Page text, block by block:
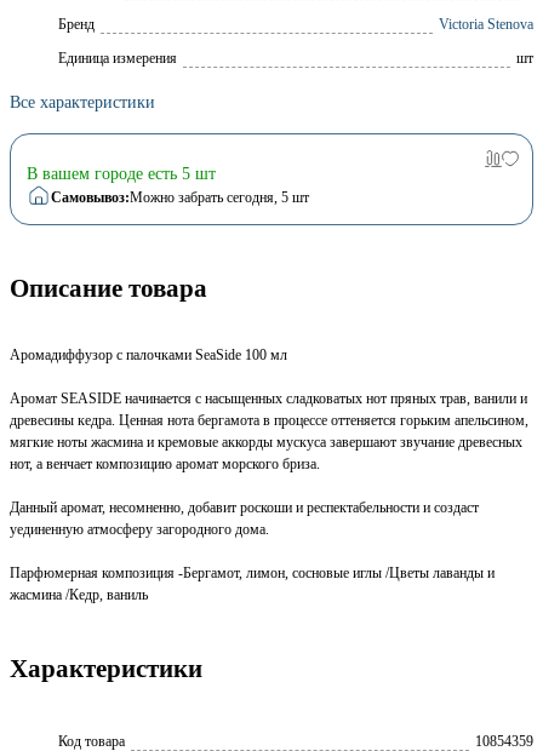
Брeнд
Victoria Stenova
Единица измерения
шт
Все характеристики
В вашем городе есть 5 шт
Самовывоз:Можно забрать сегодня , 5 шт
Описание товара
Аромадиффузор с палочками SeaSide 100 мл
Аромат SEASIDE начинается с насыщенных сладковатых нот пряных трав, ванили и
древесины кедра. Ценная нота бергамота в процессе оттеняется горьким апельсином,
мягкие ноты жасмина и кремовые аккорды мускуса завершают звучание древесных
нот, а венчает композицию аромат морского бриза.
Данный аромат, несомненно, добавит роскоши и респектабельности и создаст
уединенную атмосферу загородного дома.
Парфюмерная композиция -Бергамот, лимон, сосновые иглы /Цветы лаванды и
жасмина /Кедр, ваниль
Характеристики
Код товара
10854359